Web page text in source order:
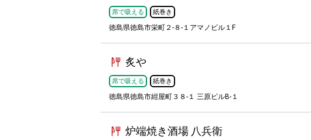
席で吸える 紙巻き
徳島県徳島市栄町２-８-１アマノビル１F
炙や
席で吸える 紙巻き
徳島県徳島市紺屋町３８-１ 三原ビルB-１
炉端焼き酒場 八兵衛